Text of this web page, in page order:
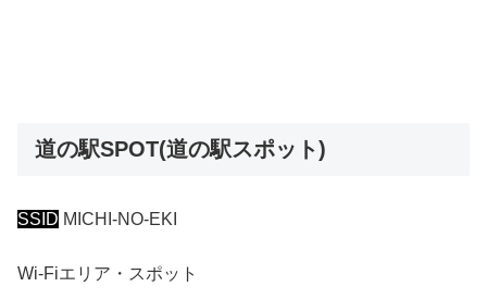
道の駅SPOT(道の駅スポット)
SSID MICHI-NO-EKI
Wi-Fiエリア・スポット